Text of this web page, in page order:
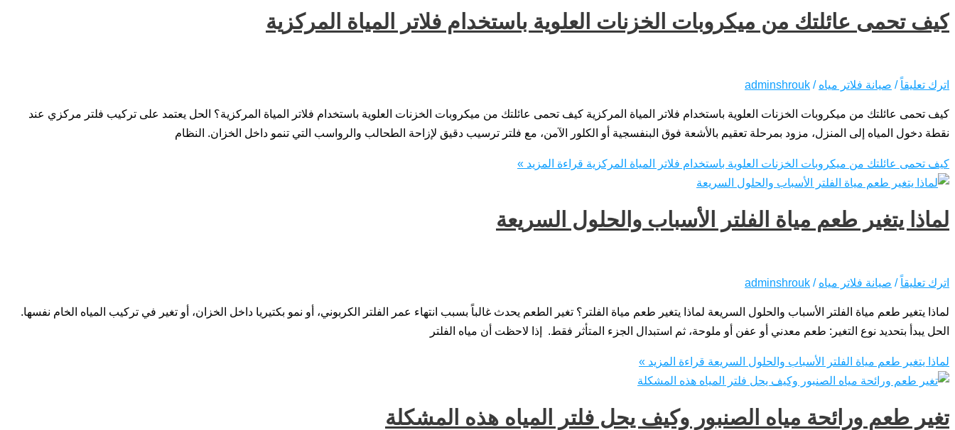
كيف تحمى عائلتك من ميكروبات الخزنات العلوية باستخدام فلاتر المياة المركزية
اترك تعليقاً / صيانة فلاتر مياه /
adminshrouk
كيف تحمى عائلتك من ميكروبات الخزنات العلوية باستخدام فلاتر المياة المركزية كيف تحمى عائلتك من ميكروبات الخزنات العلوية باستخدام فلاتر المياة المركزية؟ الحل يعتمد على تركيب فلتر مركزي عند
نقطة دخول المياه إلى المنزل، مزود بمرحلة تعقيم بالأشعة فوق البنفسجية أو الكلور الآمن، مع فلتر ترسيب دقيق لإزاحة الطحالب والرواسب التي تنمو داخل الخزان. النظام
كيف تحمى عائلتك من ميكروبات الخزنات العلوية باستخدام فلاتر المياة المركزية قراءة المزيد »
لماذا يتغير طعم مياة الفلتر الأسباب والحلول السريعة
اترك تعليقاً / صيانة فلاتر مياه /
adminshrouk
لماذا يتغير طعم مياة الفلتر الأسباب والحلول السريعة لماذا يتغير طعم مياة الفلتر؟ تغير الطعم يحدث غالباً بسبب انتهاء عمر الفلتر الكربوني، أو نمو بكتيريا داخل الخزان، أو تغير في تركيب المياه الخام نفسها.
الحل يبدأ بتحديد نوع التغير: طعم معدني أو عفن أو ملوحة، ثم استبدال الجزء المتأثر فقط. إذا لاحظت أن مياه الفلتر
لماذا يتغير طعم مياة الفلتر الأسباب والحلول السريعة قراءة المزيد »
تغير طعم ورائحة مياه الصنبور وكيف يحل فلتر المياه هذه المشكلة